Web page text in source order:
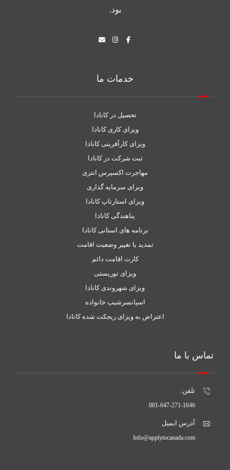
بود.
خدمات ما
تحصیل در کانادا
ویزای کاری کانادا
ویزای کارآفرینی کانادا
ثبت شرکت در کانادا
مهاجرت اکسپرس انتری
ویزای سرمایه گذاری
ویزای استارتاپ کانادا
پناهندگی کانادا
برنامه های استانی کانادا
تمدید یا تغییر وضعیت اقامت
کارت اقامت دائم
ویزای توریستی
ویزای شهروندی کانادا
اسپانسرشیپ خانواده
اعتراض به ویزای ریجکت شده کانادا
تماس با ما
تلفن:
001-647-271-1646
آدرس ایمیل
Info@applytocanada.com